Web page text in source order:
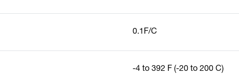
0.1 F/C
-4 to 392 F (-20 to 200 C)